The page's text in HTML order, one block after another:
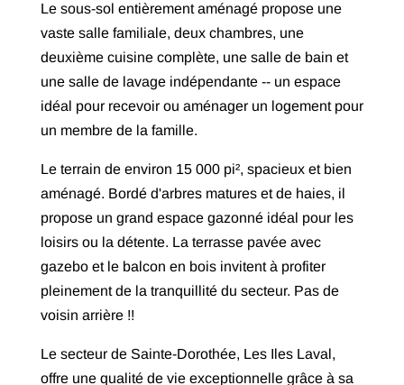
Le sous-sol entièrement aménagé propose une
vaste salle familiale, deux chambres, une
deuxième cuisine complète, une salle de bain et
une salle de lavage indépendante -- un espace
idéal pour recevoir ou aménager un logement pour
un membre de la famille.
Le terrain de environ 15 000 pi², spacieux et bien
aménagé. Bordé d'arbres matures et de haies, il
propose un grand espace gazonné idéal pour les
loisirs ou la détente. La terrasse pavée avec
gazebo et le balcon en bois invitent à profiter
pleinement de la tranquillité du secteur. Pas de
voisin arrière !!
Le secteur de Sainte-Dorothée, Les Iles Laval,
offre une qualité de vie exceptionnelle grâce à sa